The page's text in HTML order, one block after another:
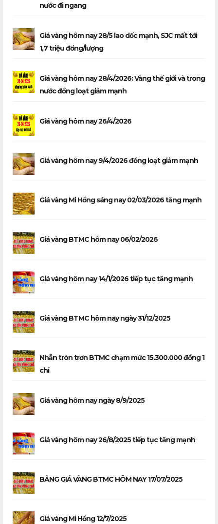
nước đi ngang
Giá vàng hôm nay 28/5 lao dốc mạnh, SJC mất tới
1,7 triệu đồng/lượng
Giá vàng hôm nay 28/4/2026: Vàng thế giới và trong
nước đồng loạt giảm mạnh
Giá vàng hôm nay 26/4/2026
Giá vàng hôm nay 9/4/2026 đồng loạt giảm mạnh
Giá vàng Mi Hồng sáng nay 02/03/2026 tăng mạnh
Giá vàng BTMC hôm nay 06/02/2026
Giá vàng hôm nay 14/1/2026 tiếp tục tăng mạnh
Giá vàng BTMC hôm nay ngày 31/12/2025
Nhẫn tròn trơn BTMC chạm mức 15.300.000 đồng 1
chỉ
Giá vàng hôm nay ngày 8/9/2025
Giá vàng hôm nay 26/8/2025 tiếp tục tăng mạnh
BẢNG GIÁ VÀNG BTMC HÔM NAY 17/07/2025
Giá vàng Mi Hồng 12/7/2025